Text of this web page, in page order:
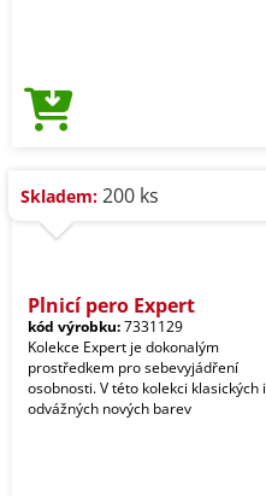
Skladem: 200 ks
Plnicí pero Expert
kód výrobku:7331129
Kolekce Expert je dokonalým
prostředkem pro sebevyjádření
osobnosti. V této kolekci klasických i
odvážných nových barev